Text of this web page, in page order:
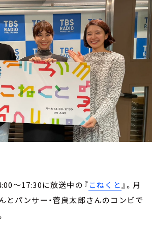
ッズ
～17:30に放送中の『こねくと』。月
とパンサー・菅良太郎さんのコンビで